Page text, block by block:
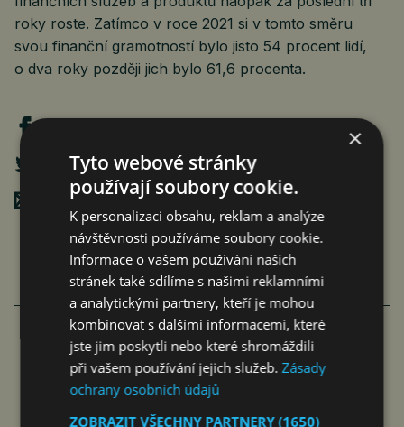
roky roste. Zatímco v roce 2021 si v tomto směru
svou finanční gramotností bylo jisto 54 procent lidí,
o dva roky později jich bylo 61,6 procenta.
Poslat mailem
VÍCE ČLÁNKŮ O EKONOMICE
PODVODŮ S PLATBAMI A PLATEBNÍMI
KARTAMI VÝRAZNĚ PŘIBYLO
×
Tyto webové stránky
používají soubory cookie.
K personalizaci obsahu, reklam a analýze
návštěvnosti používáme soubory cookie.
Informace o vašem používání našich
stránek také sdílíme s našimi reklamními
a analytickými partnery, kteří je mohou
kombinovat s dalšími informacemi, které
jste jim poskytli nebo které shromáždili
při vašem používání jejich služeb.Zásady
ochrany osobních údajů
ZOBRAZIT VŠECHNY PARTNERY(1650)